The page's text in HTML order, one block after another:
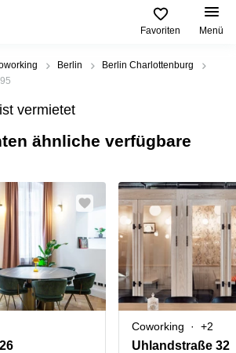
Favoriten Menü
Berlin
Berlin Charlottenburg
vermietet
ähnliche verfügbare
Coworking +2
Uhlandstraße 32